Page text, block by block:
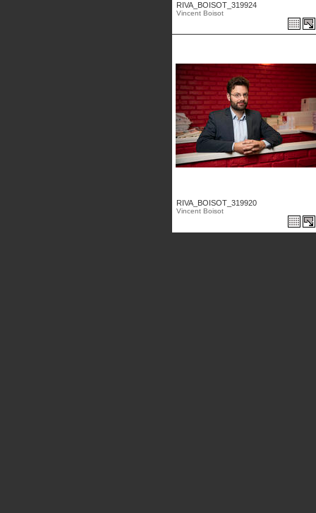
RIVA_BOISOT_319924
Vincent Boisot
RIVA_BOISOT_319920
Vincent Boisot